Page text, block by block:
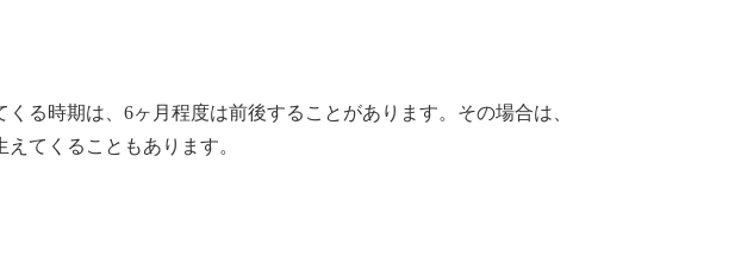
くる時期は、6ヶ月程度は前後することがあります。その場合は、
てくることもあります。